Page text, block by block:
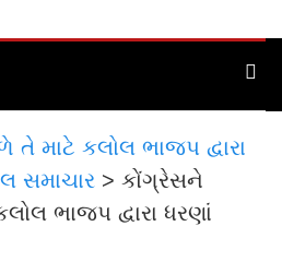
માટે કલોલ ભાજપ દ્વારા
સમાચાર > કોંગ્રેસને
ભાજપ દ્વારા ધરણાં